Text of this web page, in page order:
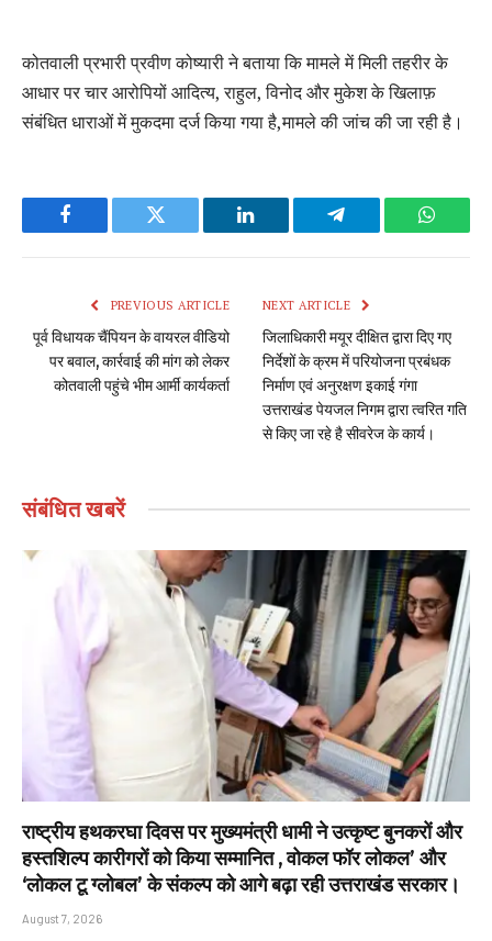
कोतवाली प्रभारी प्रवीण कोष्यारी ने बताया कि मामले में मिली तहरीर के
आधार पर चार आरोपियों आदित्य, राहुल, विनोद और मुकेश के खिलाफ़
संबंधित धाराओं में मुकदमा दर्ज किया गया है,मामले की जांच की जा रही है।
Facebook Twitter LinkedIn Telegram
PREVIOUS ARTICLE
पूर्व विधायक चैंपियन के वायरल वीडियो
पर बवाल, कार्रवाई की मांग को लेकर
कोतवाली पहुंचे भीम आर्मी कार्यकर्ता
NEXT ARTICLE
जिलाधिकारी मयूर दीक्षित द्वारा दिए गए
निर्देशों के क्रम में परियोजना प्रबंधक
निर्माण एवं अनुरक्षण इकाई गंगा
उत्तराखंड पेयजल निगम द्वारा त्वरित गति
से किए जा रहे है सीवरेज के कार्य।
संबंधितखबरें
राष्ट्रीय हथकरघा दिवस पर मुख्यमंत्री धामी ने उत्कृष्ट बुनकरों और
हस्तशिल्प कारीगरों को किया सम्मानित , वोकल फॉर लोकल’ और
‘लोकल टू ग्लोबल’ के संकल्प को आगे बढ़ा रही उत्तराखंड सरकार।
August 7, 2026